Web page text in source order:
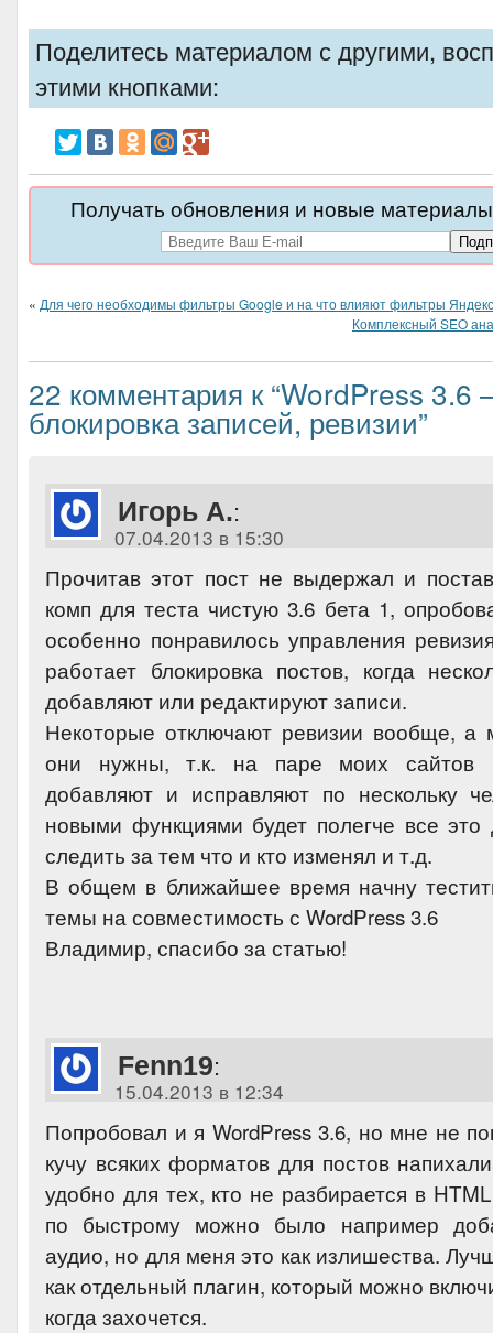
Поделитесь материалом с другими,
этими кнопками:
Получать обновления и новые
« Для чего необходимы фильтры Google и на что влияют фильтры
Комплексный SEO
22 комментария к “WordPress
блокировка записей, ревизии”
Игорь А.:
07.04.2013 в 15:30
Прочитав этот пост не выдержал и
комп для теста чистую 3.6 бета 1,
особенно понравилось управления
работает блокировка постов, когда
добавляют или редактируют записи.
Некоторые отключают ревизии вообще, а
они нужны, т.к. на паре моих сайтов
добавляют и исправляют по нескольку
новыми функциями будет полегче все
следить за тем что и кто изменял и т.д.
В общем в ближайшее время начну
темы на совместимость с WordPress 3.6
Владимир, спасибо за статью!
Fenn19:
15.04.2013 в 12:34
Попробовал и я WordPress 3.6, но мне не
кучу всяких форматов для постов
удобно для тех, кто не разбирается в
по быстрому можно было например
аудио, но для меня это как излишества.
как отдельный плагин, который можно
когда захочется.